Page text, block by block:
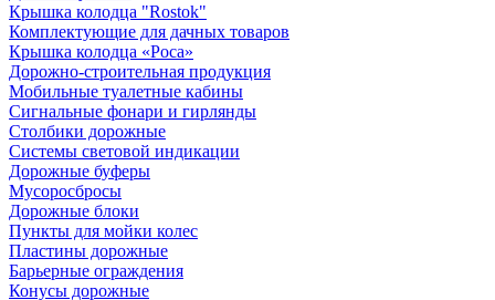
Крышка колодца "Rostok"
Комплектующие для дачных товаров
Крышка колодца «Роса»
Дорожно-строительная продукция
Мобильные туалетные кабины
Сигнальные фонари и гирлянды
Столбики дорожные
Системы световой индикации
Дорожные буферы
Мусоросбросы
Дорожные блоки
Пункты для мойки колес
Пластины дорожные
Барьерные ограждения
Конусы дорожные